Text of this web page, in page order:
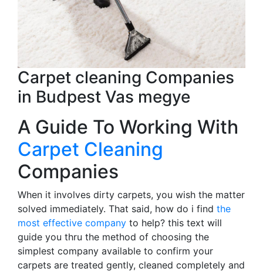
Carpet cleaning Companies
in Budpest Vas megye
A Guide To Working With
Carpet Cleaning
Companies
When it involves dirty carpets, you wish the matter
solved immediately. That said, how do i find the
most effective company to help? this text will
guide you thru the method of choosing the
simplest company available to confirm your
carpets are treated gently, cleaned completely and